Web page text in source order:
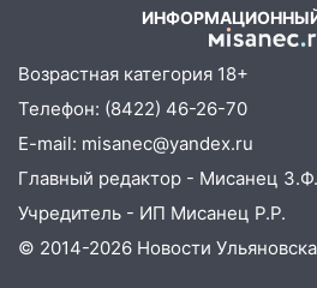
Куда жаловаться
упавшее дерево или
после непогоды
13:59
В Новом городе
ветром сорвало
строящегося дома
13:54 В мэрии
как устраняют
Возрастная категория 18+
Телефон: (8422) 46-26-70
E-mail: misanec@yandex.ru
Главный редактор - Мисанец З.Ф.
Учредитель - ИП Мисанец Р.Р.
© 2014-2026 Новости